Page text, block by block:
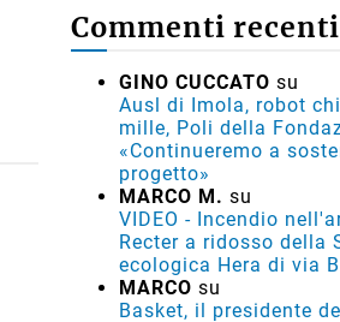
Commenti recenti
GINO CUCCATO su
Ausl di Imola, robot
mille, Poli della
«Continueremo a
progetto»
MARCO M. su
VIDEO - Incendio
Recter a ridosso della
ecologica Hera di via
MARCO su
Basket, il presidente